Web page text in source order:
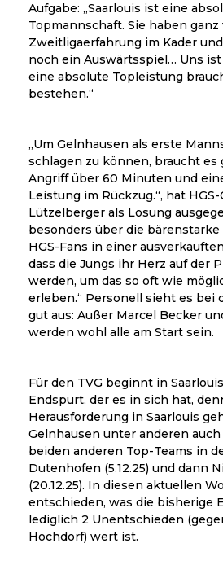
Aufgabe: „Saarlouis ist eine
Topmannschaft. Sie haben
Zweitligaerfahrung im Kader
noch ein Auswärtsspiel… Uns
eine absolute Topleistung
bestehen.“
„Um Gelnhausen als erste
schlagen zu können, braucht es
Angriff über 60 Minuten und
Leistung im Rückzug.“, hat
Lützelberger als Losung
besonders über die
HGS-Fans in einer
dass die Jungs ihr Herz auf der
werden, um das so oft wie
erleben.“ Personell sieht es bei
gut aus: Außer Marcel Becker
werden wohl alle am Start sein.
Für den TVG beginnt in
Endspurt, der es in sich hat,
Herausforderung in Saarlouis
Gelnhausen unter anderen
beiden anderen Top-Teams in
Dutenhofen (5.12.25) und dann
(20.12.25). In diesen aktuellen
entschieden, was die bisherige
lediglich 2 Unentschieden
Hochdorf) wert ist.